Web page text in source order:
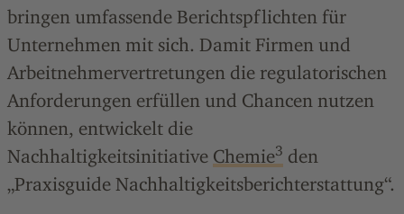
bringen umfassende Berichtspflichten für
Unternehmen mit sich. Damit Firmen und
Arbeitnehmervertretungen die regulatorischen
Anforderungen erfüllen und Chancen nutzen
können, entwickelt die
Nachhaltigkeitsinitiative Chemie3 den
„Praxisguide Nachhaltigkeitsberichterstattung“.